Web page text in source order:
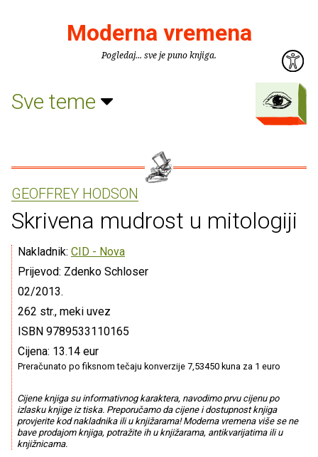
Moderna vremena
Pogledaj... sve je puno knjiga.
Sve teme
GEOFFREY HODSON
Skrivena mudrost u mitologiji
Nakladnik: CID - Nova
Prijevod: Zdenko Schloser
02/2013.
262 str., meki uvez
ISBN 9789533110165
Cijena: 13.14 eur
Preračunato po fiksnom tečaju konverzije 7,53450 kuna za 1 euro
Cijene knjiga su informativnog karaktera, navodimo prvu cijenu po
izlasku knjige iz tiska. Preporučamo da cijene i dostupnost knjiga
provjerite kod nakladnika ili u knjižarama! Moderna vremena više se ne
bave prodajom knjiga, potražite ih u knjižarama, antikvarijatima ili u
knjižnicama.